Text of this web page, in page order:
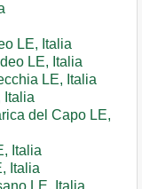
LE, Italia
LE, Italia
LE, Italia
Italia
del Capo LE,
Italia
Italia
LE, Italia